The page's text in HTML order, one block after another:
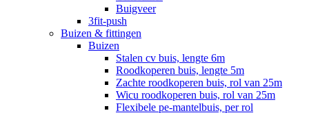
Buigveer
3fit-push
Buizen & fittingen
Buizen
Stalen cv buis, lengte 6m
Roodkoperen buis, lengte 5m
Zachte roodkoperen buis, rol van 25m
Wicu roodkoperen buis, rol van 25m
Flexibele pe-mantelbuis, per rol